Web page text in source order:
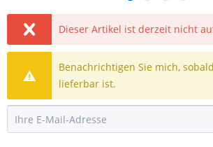
Dieser Artikel ist derzeit nicht
Benachrichtigen Sie mich,
lieferbar ist.